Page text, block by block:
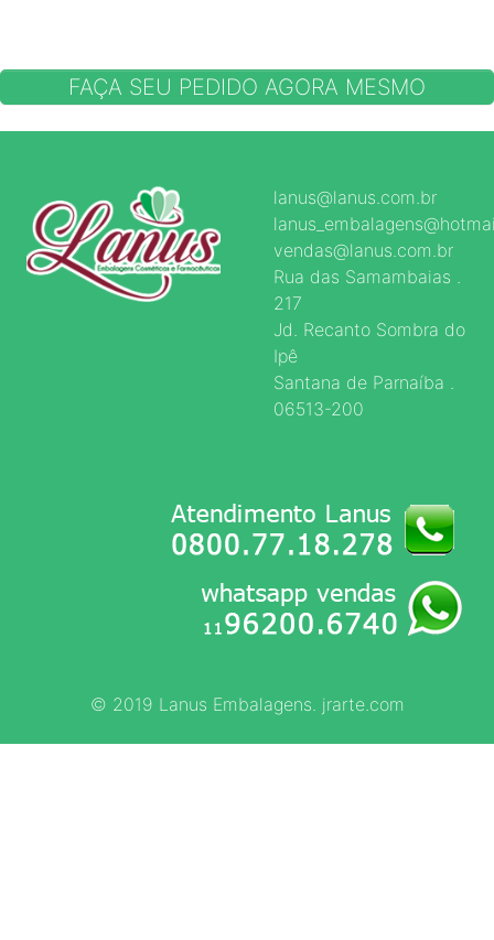
FAÇA SEU PEDIDO AGORA MESMO
lanus@lanus.com.br
vendas@lanus.com.br
Rua das Samambaias .
217
Jd. Recanto Sombra do
Ipê
Santana de Parnaíba .
06513-200
© 2019 Lanus Embalagens. jrarte.com